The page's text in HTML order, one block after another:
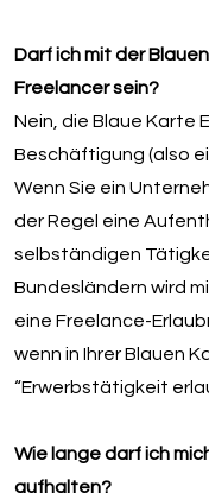
Darf ich mit der
Freelancer sein?
Nein, die Blaue Karte
Beschäftigung (also
Wenn Sie ein
der Regel eine
selbständigen
Bundesländern wird
eine Freelance-
wenn in Ihrer Blauen
“Erwerbstätigkeit
Wie lange darf ich
aufhalten?